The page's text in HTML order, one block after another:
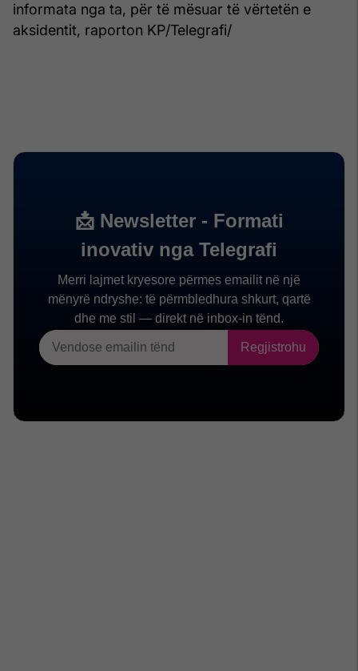
informata nga ta, për të mësuar të vërtetën e
aksidentit, raporton KP/Telegrafi/